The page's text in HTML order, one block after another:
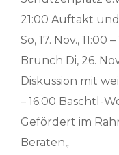
21:00 Auftakt
So, 17. Nov.,
Brunch Di, 26.
Diskussion mit
– 16:00 Baschtl-
Gefördert im
Beraten„